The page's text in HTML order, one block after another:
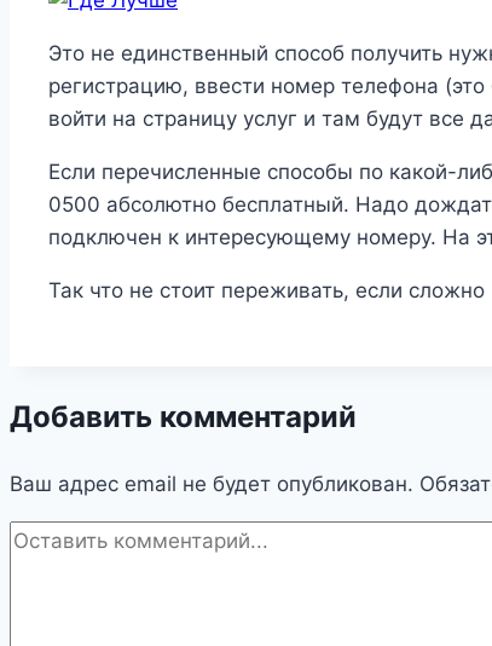
Это не единственный способ получить
регистрацию, ввести номер телефона
войти на страницу услуг и там будут все
Если перечисленные способы по какой-
0500 абсолютно бесплатный. Надо
подключен к интересующему номеру. На
Так что не стоит переживать, если
Добавить комментарий
Ваш адрес email не будет опубликован.